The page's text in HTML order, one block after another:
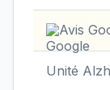
Avis
Unité